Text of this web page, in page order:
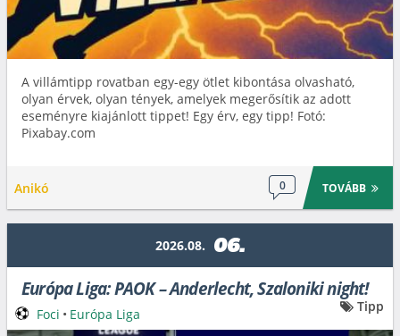
A villámtipp rovatban egy-egy ötlet kibontása olvasható,
olyan érvek, olyan tények, amelyek megerősítik az adott
eseményre kiajánlott tippet! Egy érv, egy tipp! Fotó:
Pixabay.com
Anikó 0 TOVÁBB
2026.08. 06.
Európa Liga: PAOK – Anderlecht, Szaloniki night!
Foci • Európa Liga Tipp